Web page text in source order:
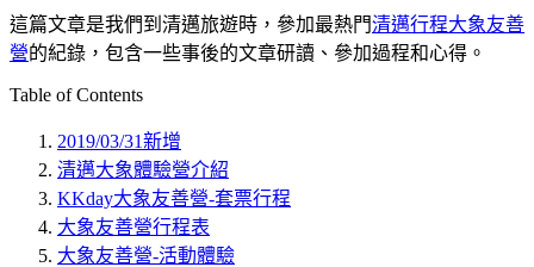
這篇文章是我們到清邁旅遊時，參加最熱門清邁行程大象友善
營的紀錄，包含一些事後的文章研讀、參加過程和心得。
Table of Contents
2019/03/31新增
清邁大象體驗營介紹
KKday大象友善營-套票行程
大象友善營行程表
大象友善營-活動體驗